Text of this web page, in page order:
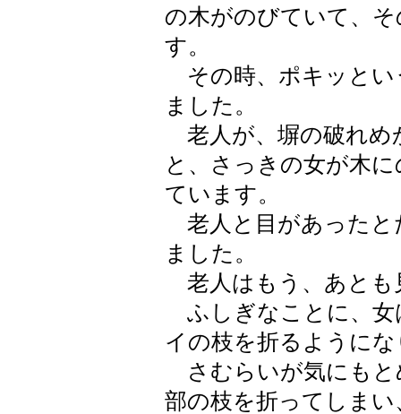
の木がのびていて、
す。
その時、ポキッとい
ました。
老人が、塀の破れめ
と、さっきの女が木
ています。
老人と目があったと
ました。
老人はもう、あとも
ふしぎなことに、女
イの枝を折るように
さむらいが気にもと
部の枝を折ってしま